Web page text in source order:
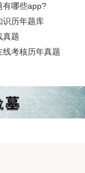
有哪些app?
识历年题库
真题
考核历年真题